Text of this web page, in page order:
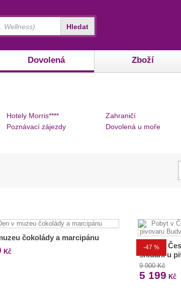
Dovolená Zboží
Hledat
Hotely Morris****
Poznávací zájezdy
Zahraničí
Dovolená u moře
čokolády a marcipánu
Kč
-47 %
Pobyt v
snídaní u
9 900 Kč
5 199 Kč